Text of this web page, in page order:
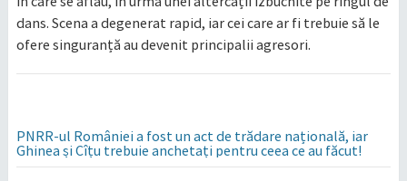
dans. Scena a degenerat rapid, iar cei care ar fi trebuie să le
ofere singuranță au devenit principalii agresori.
PNRR-ul României a fost un act de trădare națională, iar
Ghinea și Cîțu trebuie anchetați pentru ceea ce au făcut!